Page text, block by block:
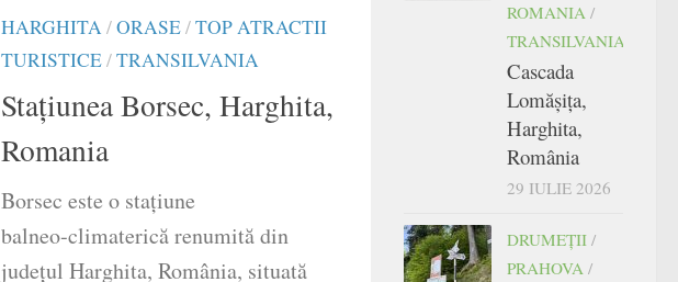
HARGHITA/ORASE/TOP ATRACTII
TURISTICE/TRANSILVANIA
Stațiunea Borsec, Harghita,
Romania
Borsec este o stațiune
balneo‑climaterică renumită din
județul Harghita, România, situată
ROMANIA /
TRANSILVANIA
Cascada
Lomășița,
Harghita,
România
29 IULIE 2026
DRUMEŢII /
PRAHOVA /